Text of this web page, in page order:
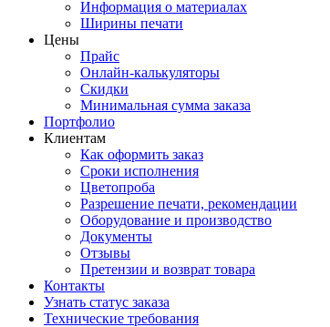
Информация о материалах
Ширины печати
Цены
Прайс
Онлайн-калькуляторы
Скидки
Минимальная сумма заказа
Портфолио
Клиентам
Как оформить заказ
Сроки исполнения
Цветопроба
Разрешение печати, рекомендации
Оборудование и производство
Документы
Отзывы
Претензии и возврат товара
Контакты
Узнать статус заказа
Технические требования